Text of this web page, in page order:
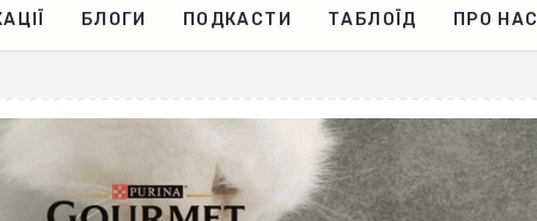
БЛОГИ ПОДКАСТИ ТАБЛОЇД ПРО НАС